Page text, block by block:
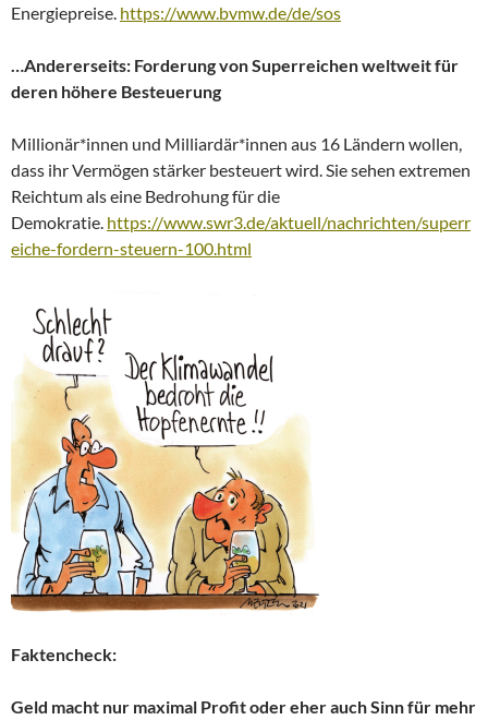
Energiepreise. https://www.bvmw.de/de/sos
…Andererseits: Forderung von Superreichen weltweit für
deren höhere Besteuerung
Millionär*innen und Milliardär*innen aus 16 Ländern wollen,
dass ihr Vermögen stärker besteuert wird. Sie sehen extremen
Reichtum als eine Bedrohung für die
Demokratie. https://www.swr3.de/aktuell/nachrichten/superr
eiche-fordern-steuern-100.html
Faktencheck:
Geld macht nur maximal Profit oder eher auch Sinn für mehr